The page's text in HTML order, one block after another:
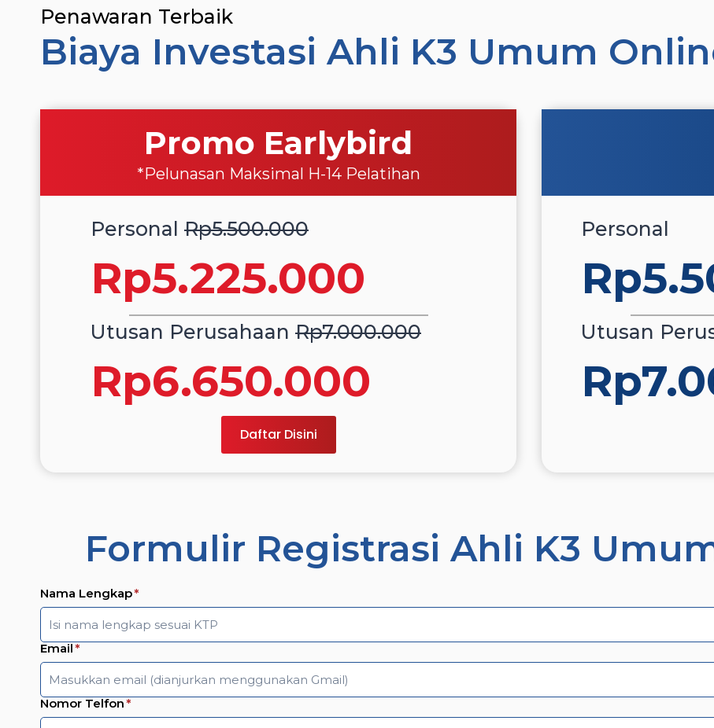
Penawaran Terbaik
Biaya Investasi Ahli K3 Umum
Promo Earlybird
*Pelunasan Maksimal H-14 Pelatihan
Personal Rp5.500.000
Rp5.225.000
Utusan Perusahaan Rp7.000.000
Rp6.650.000
Daftar Disini
Personal
Utusan
Formulir Registrasi Ahli K3
Nama Lengkap*
Email*
Nomor Telfon*